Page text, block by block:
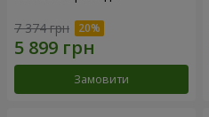
7 374 грн
Замовити